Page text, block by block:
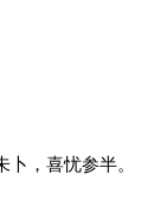
，喜忧参半。